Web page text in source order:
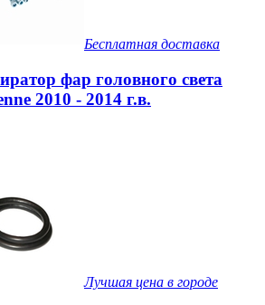
Бесплатная доставка
фар головного света
2010 - 2014 г.в.
Лучшая цена в городе